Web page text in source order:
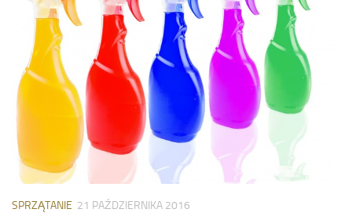
SPRZĄTANIE 21 PAŹDZIERNIKA 2016